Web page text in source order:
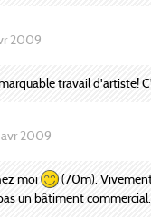
2009
travail d'artiste!
avr 2009
moi
(70m).
un bâtiment